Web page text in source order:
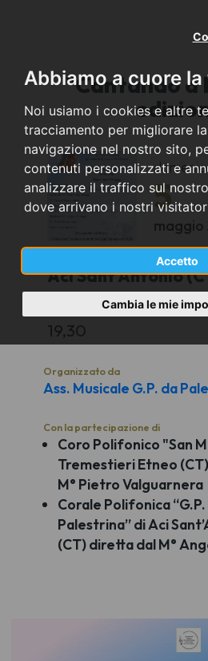
Abbiamo a cuore
Noi usiamo i cookies e altre
tracciamento per migliorare
navigazione nel nostro sito,
contenuti personalizzati e
analizzare il traffico sul
dove arrivano i nostri
Accetto
Cambia le mie
"Cantando a
5
maggio
Aci Sant'Antonio
Chiesa Sant'Antonio Abate
19,30
Organizzato da
Ass. Musicale G.P. da
Con la partecipazione di
Coro Polifonico "San
Tremestieri Etneo
M° Pietro Valguarnera
Corale Polifonica
Palestrina” di Aci
(CT) diretta dal M°